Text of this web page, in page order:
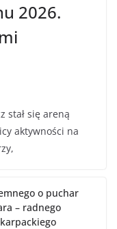
2026.
stał się areną
aktywności na
o puchar
– radnego